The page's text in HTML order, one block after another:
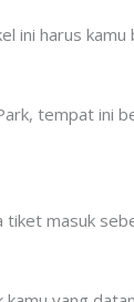
ini harus kamu
tempat ini
masuk